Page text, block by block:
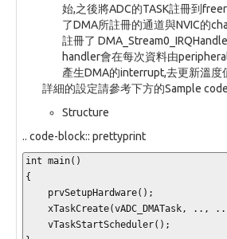
始,之後將ADC的TASK註冊到
了DMA所註冊的通道與NVIC的
註冊了
handler會在每次資料由
產生DMA的interrupt,去更新溫度
詳細的設定請參考下方的Sample code
Structure
.. code-block:: prettyprint
int main()
{